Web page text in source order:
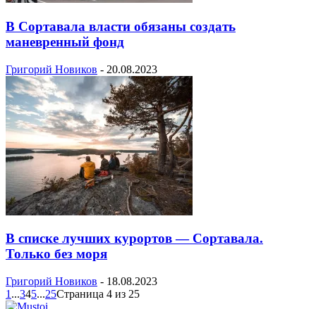
В Сортавала власти обязаны создать
маневренный фонд
Григорий Новиков - 20.08.2023
В списке лучших курортов — Сортавала.
Только без моря
Григорий Новиков - 18.08.2023
1 ...345...25Страница 4 из 25